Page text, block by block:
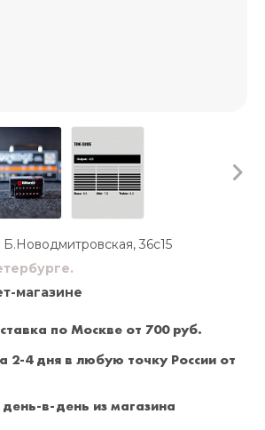
Б.Новодмитровская, 36с15
магазине
по Москве от 700 руб.
2-4 дня в любую точку России от
в-день из магазина